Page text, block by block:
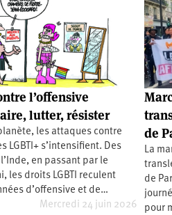
Chine
États-
Continents
Afrique
Amérique
Nord
Amérique
latine
l’offensive
lutter, résister
les attaques contre
LGBTI+ s’intensifient. Des
en passant par le
les droits LGBTI reculent
d’offensive et de…
Mercredi 24 juin 2026
de
La
de
pour